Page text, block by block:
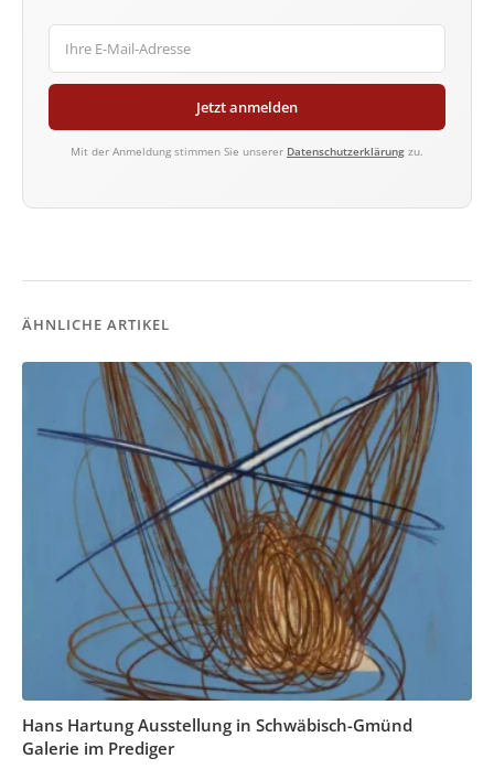
Jetzt anmelden
Mit der Anmeldung stimmen Sie unserer Datenschutzerklärung zu.
ÄHNLICHE ARTIKEL
Hans Hartung Ausstellung in Schwäbisch-Gmünd
Galerie im Prediger